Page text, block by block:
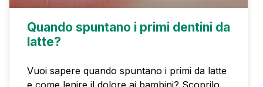
Quando spuntano i primi dentini da
latte?
Vuoi sapere quando spuntano i primi da latte